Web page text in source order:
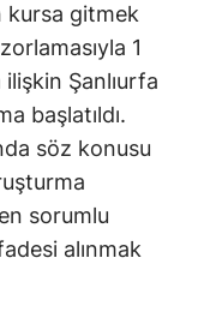
kursa gitmek
1
Şanlıurfa
başlatıldı.
söz konusu
sorumlu
alınmak